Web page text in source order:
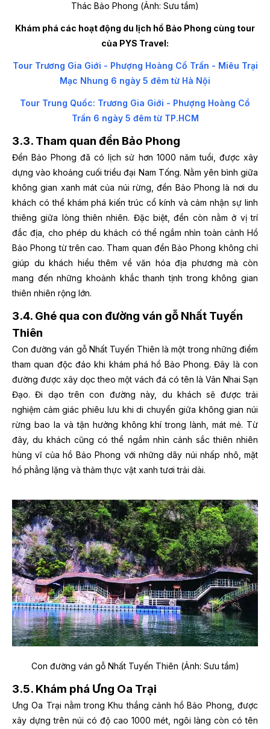
Thác Bảo Phong (Ảnh: Sưu tầm)
Khám phá các hoạt động du lịch hồ Bảo Phong cùng tour
của PYS Travel:
Tour Trương Gia Giới - Phượng Hoàng Cổ Trấn - Miêu Trại
Mạc Nhung 6 ngày 5 đêm từ Hà Nội
Tour Trung Quốc: Trương Gia Giới - Phượng Hoàng Cổ
Trấn 6 ngày 5 đêm từ TP.HCM
3.3. Tham quan đền Bảo Phong
Đền Bảo Phong đã có lịch sử hơn 1000 năm tuổi, được xây
dựng vào khoảng cuối triều đại Nam Tống. Nằm yên bình giữa
không gian xanh mát của núi rừng, đền Bảo Phong là nơi du
khách có thể khám phá kiến trúc cổ kính và cảm nhận sự linh
thiêng giữa lòng thiên nhiên. Đặc biệt, đền còn nằm ở vị trí
đắc địa, cho phép du khách có thể ngắm nhìn toàn cảnh Hồ
Bảo Phong từ trên cao. Tham quan đền Bảo Phong không chỉ
giúp du khách hiểu thêm về văn hóa địa phương mà còn
mang đến những khoảnh khắc thanh tịnh trong không gian
thiên nhiên rộng lớn.
3.4. Ghé qua con đường ván gỗ Nhất Tuyến
Thiên
Con đường ván gỗ Nhất Tuyến Thiên là một trong những điểm
tham quan độc đáo khi khám phá hồ Bảo Phong. Đây là con
đường được xây dọc theo một vách đá có tên là Vân Nhai Sạn
Đạo. Đi dạo trên con đường này, du khách sẽ được trải
nghiệm cảm giác phiêu lưu khi di chuyển giữa không gian núi
rừng bao la và tận hưởng không khí trong lành, mát mẻ. Từ
đây, du khách cũng có thể ngắm nhìn cảnh sắc thiên nhiên
hùng vĩ của hồ Bảo Phong với những dãy núi nhấp nhô, mặt
hồ phẳng lặng và thảm thực vật xanh tươi trải dài.
Con đường ván gỗ Nhất Tuyến Thiên (Ảnh: Sưu tầm)
3.5. Khám phá Ưng Oa Trại
Ưng Oa Trại nằm trong Khu thắng cảnh hồ Bảo Phong, được
xây dựng trên núi có độ cao 1000 mét, ngôi làng còn có tên